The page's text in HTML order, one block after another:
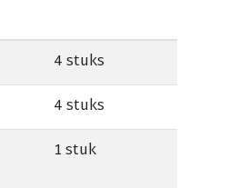
4 stuks
4 stuks
1 stuk